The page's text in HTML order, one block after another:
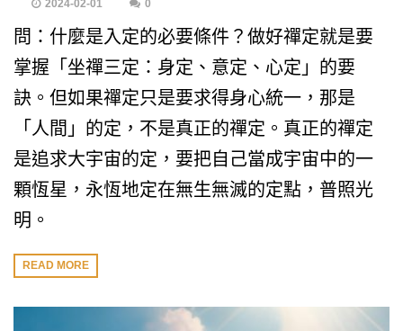
2024-02-01 0
問：什麼是入定的必要條件？做好禪定就是要
掌握「坐禪三定：身定、意定、心定」的要
訣。但如果禪定只是要求得身心統一，那是
「人間」的定，不是真正的禪定。真正的禪定
是追求大宇宙的定，要把自己當成宇宙中的一
顆恆星，永恆地定在無生無滅的定點，普照光
明。
READ MORE